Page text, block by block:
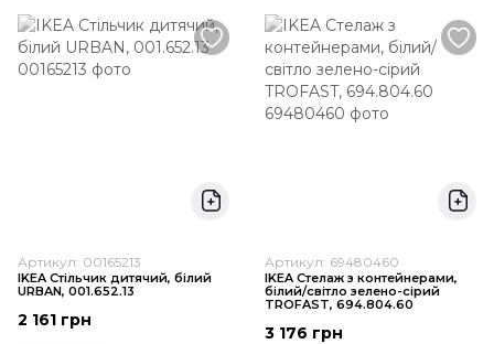
Артикул: 00165213
IKEA Стільчик дитячий, білий
URBAN, 001.652.13
2 161 грн
Артикул: 69480460
IKEA Стелаж з контейнерами,
білий/світло зелено-сірий
TROFAST, 694.804.60
3 176 грн